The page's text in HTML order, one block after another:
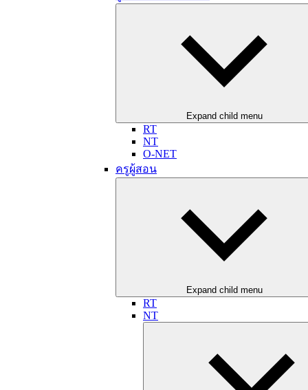
Expand child menu
RT
NT
O-NET
ครูผู้สอน
Expand child menu
RT
NT